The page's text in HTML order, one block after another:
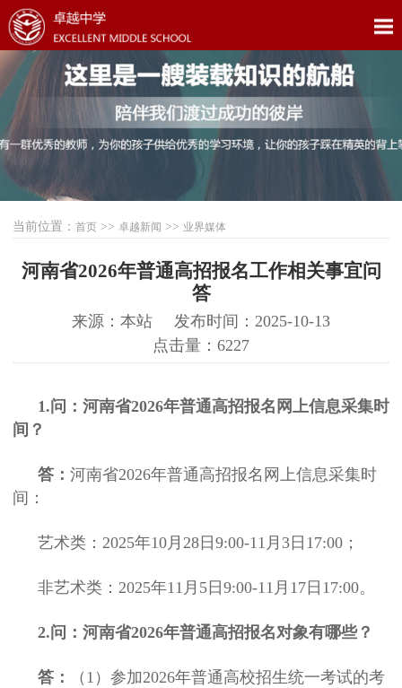
当前位置： 首页 >> 卓越新闻 >> 业界媒体
河南省2026年普通高招报名工作相关事宜问
答
来源：本站
发布时间：2025-10-13
点击量：6227
1.问：河南省2026年普通高招报名网上信息采集时
间？
答： 河南省2026年普通高招报名网上信息采集时
间：
艺术类：2025年10月28日9:00-11月3日17:00；
非艺术类：2025年11月5日9:00-11月17日17:00。
2.问：河南省2026年普通高招报名对象有哪些？
答：
（1）参加2026年普通高校招生统一考试的考